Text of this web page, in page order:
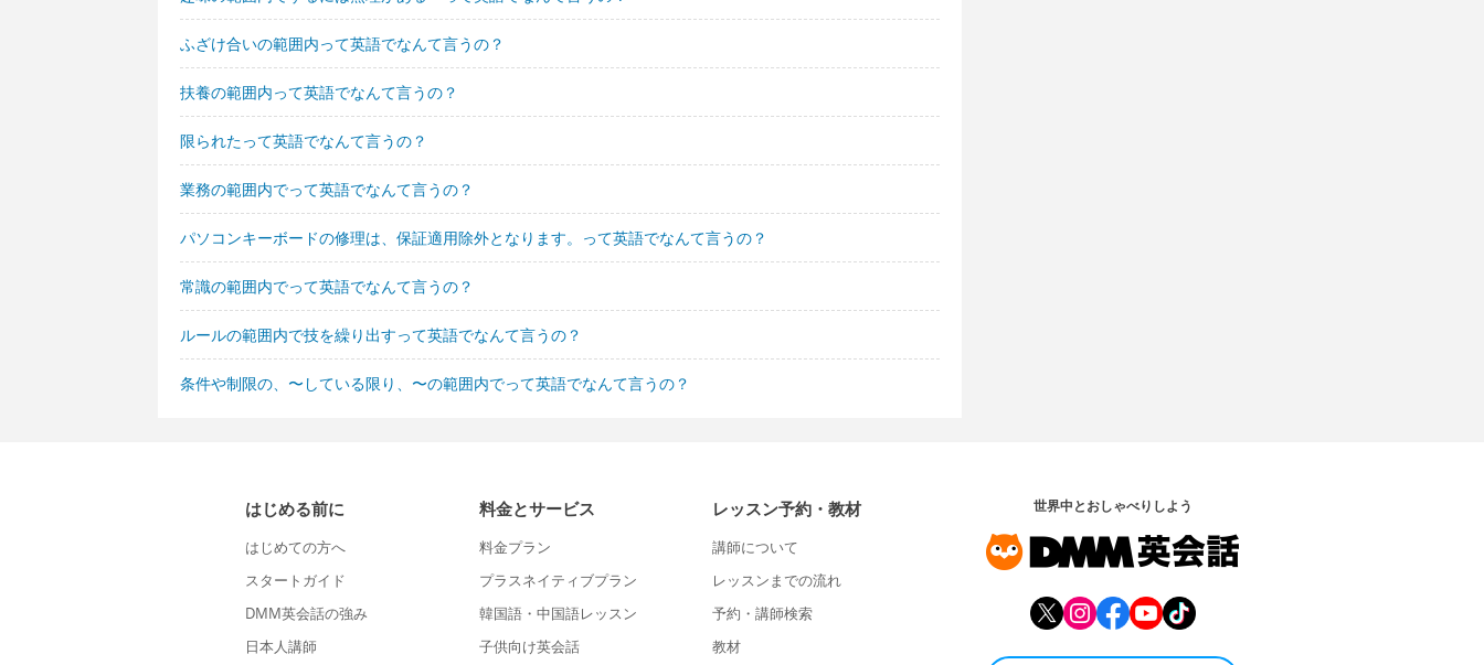
ふざけ合いの範囲内って英語でなんて言うの？
扶養の範囲内って英語でなんて言うの？
限られたって英語でなんて言うの？
業務の範囲内でって英語でなんて言うの？
パソコンキーボードの修理は、保証適用除外となります。って英語でなんて言うの？
常識の範囲内でって英語でなんて言うの？
ルールの範囲内で技を繰り出すって英語でなんて言うの？
条件や制限の、〜している限り、〜の範囲内でって英語でなんて言うの？
はじめる前に
はじめての方へ
スタートガイド
DMM英会話の強み
日本人講師
料金とサービス
料金プラン
プラスネイティブプラン
韓国語・中国語レッスン
子供向け英会話
レッスン予約・教材
講師について
レッスンまでの流れ
予約・講師検索
教材
世界中とおしゃべりしよう